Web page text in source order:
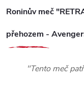
Roninův meč
přehozem -
"Tento meč